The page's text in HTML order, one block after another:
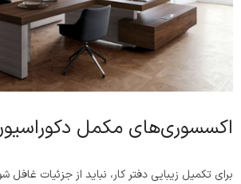
اکسسوری‌های مکمل
برای تکمیل زیبایی دفتر کار، نباید از جزئیات